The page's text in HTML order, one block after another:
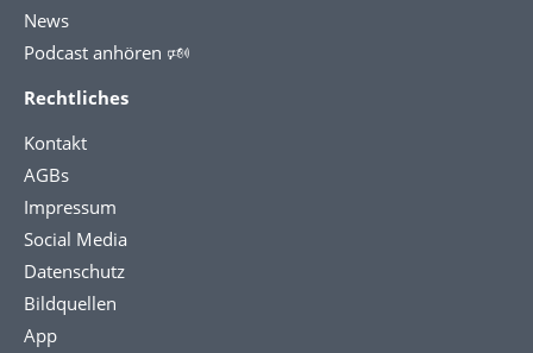
News
Podcast anhören 🕬
Rechtliches
Kontakt
AGBs
Impressum
Social Media
Datenschutz
Bildquellen
App